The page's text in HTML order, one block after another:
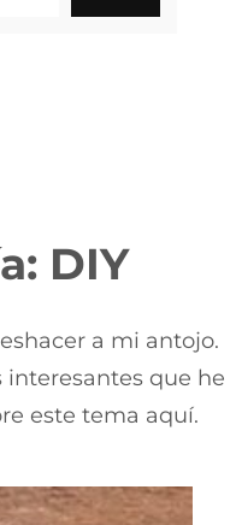
DIY
a mi antojo.
interesantes que he
este tema aquí.